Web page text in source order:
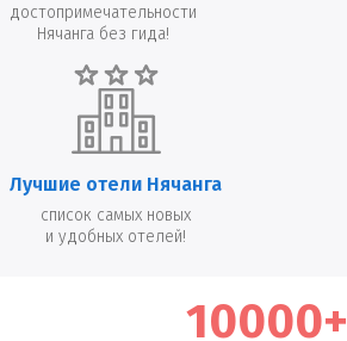
достопримечательности
Нячанга без гида!
Лучшие отели Нячанга
список самых новых
и удобных отелей!
10000+